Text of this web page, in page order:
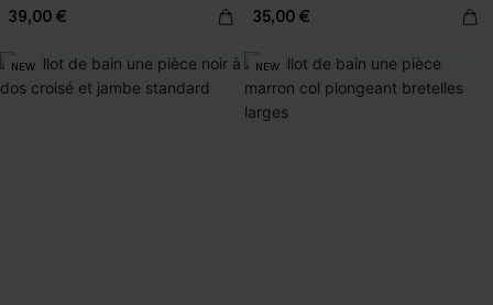
39,00 € 35,00 €
NEW NEW